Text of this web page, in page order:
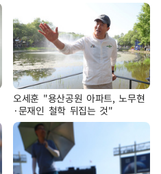
오세훈 "용산공원 아파트, 노무현
·문재인 철학 뒤집는 것"